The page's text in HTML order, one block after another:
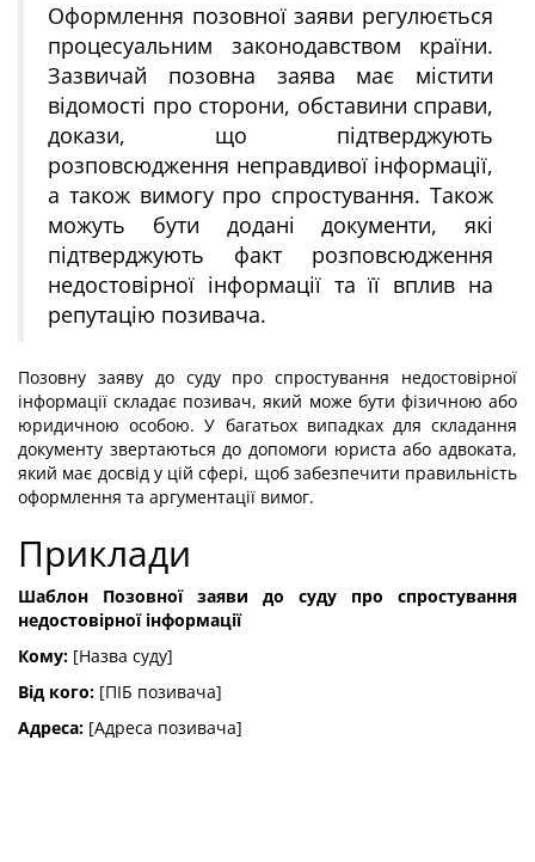
Оформлення позовної заяви регулюється
процесуальним законодавством країни.
Зазвичай позовна заява має містити
відомості про сторони, обставини справи,
докази, що підтверджують
розповсюдження неправдивої інформації,
а також вимогу про спростування. Також
можуть бути додані документи, які
підтверджують факт розповсюдження
недостовірної інформації та її вплив на
репутацію позивача.
Позовну заяву до суду про спростування недостовірної
інформації складає позивач, який може бути фізичною або
юридичною особою. У багатьох випадках для складання
документу звертаються до допомоги юриста або адвоката,
який має досвід у цій сфері, щоб забезпечити правильність
оформлення та аргументації вимог.
Приклади
Шаблон Позовної заяви до суду про спростування
недостовірної інформації
Кому: [Назва суду]
Від кого: [ПІБ позивача]
Адреса: [Адреса позивача]